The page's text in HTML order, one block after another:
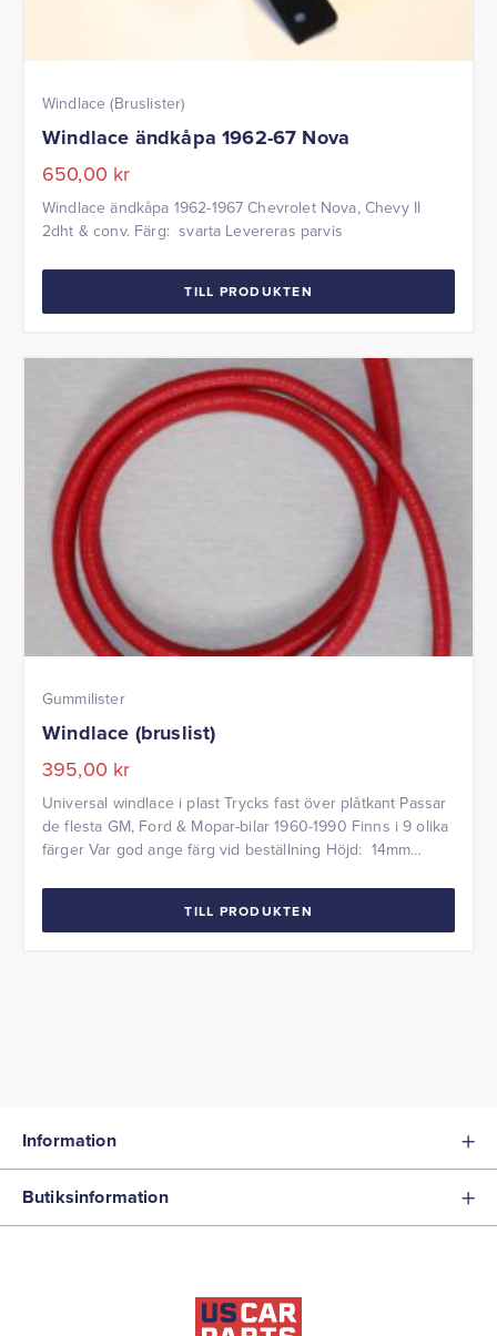
Windlace (Bruslister)
Windlace ändkåpa 1962-67 Nova
650,00 kr
Windlace ändkåpa 1962-1967 Chevrolet Nova, Chevy II
2dht & conv. Färg: svarta Levereras parvis
TILL PRODUKTEN
Gummilister
Windlace (bruslist)
395,00 kr
Universal windlace i plast Trycks fast över plåtkant Passar
de flesta GM, Ford & Mopar-bilar 1960-1990 Finns i 9 olika
färger Var god ange färg vid beställning Höjd: 14mm
TILL PRODUKTEN
Information
Butiksinformation